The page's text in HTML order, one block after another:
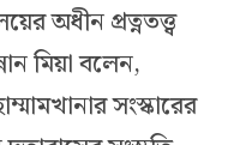
অধীন প্রত্নতত্ত্ব
মিয়া বলেন,
সংস্কারের